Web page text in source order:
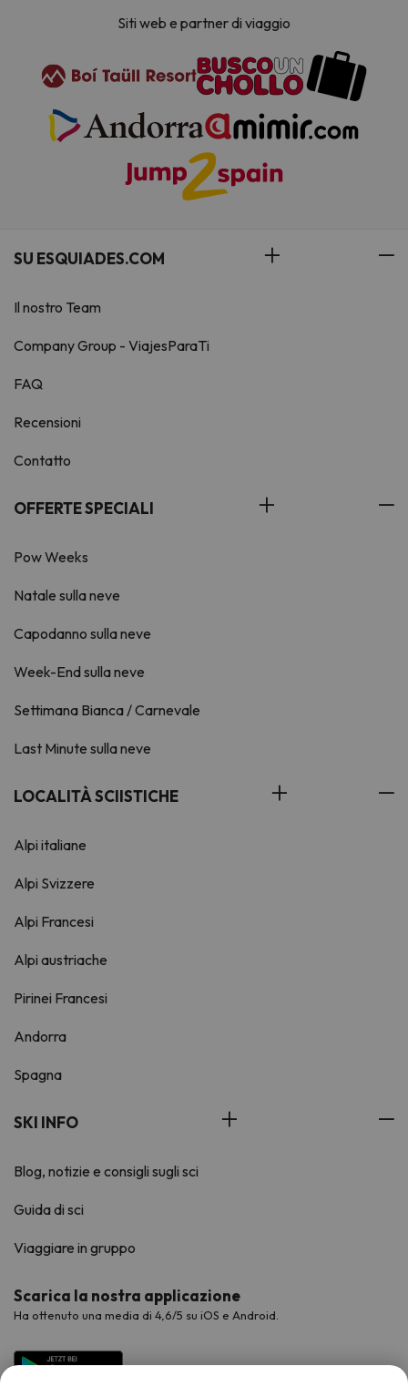
Siti web e partner di viaggio
SU ESQUIADES.COM
Il nostro Team
Company Group - ViajesParaTi
FAQ
Recensioni
Contatto
OFFERTE SPECIALI
Pow Weeks
Natale sulla neve
Capodanno sulla neve
Week-End sulla neve
Settimana Bianca / Carnevale
Last Minute sulla neve
LOCALITÀ SCIISTICHE
Alpi italiane
Alpi Svizzere
Alpi Francesi
Alpi austriache
Pirinei Francesi
Andorra
Spagna
SKI INFO
Blog, notizie e consigli sugli sci
Guida di sci
Viaggiare in gruppo
Scarica la nostra applicazione
Ha ottenuto una media di 4,6/5 su iOS e Android.